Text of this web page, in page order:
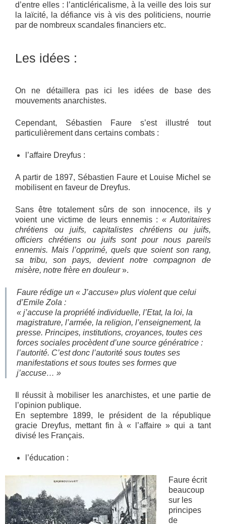
d’entre elles : l’anticléricalisme, à la veille des lois sur
la laïcité, la défiance vis à vis des politiciens, nourrie
par de nombreux scandales financiers etc.
Les idées :
On ne détaillera pas ici les idées de base des
mouvements anarchistes.
Cependant, Sébastien Faure s’est illustré tout
particulièrement dans certains combats :
l’affaire Dreyfus :
A partir de 1897, Sébastien Faure et Louise Michel se
mobilisent en faveur de Dreyfus.
Sans être totalement sûrs de son innocence, ils y
voient une victime de leurs ennemis : « Autoritaires
chrétiens ou juifs, capitalistes chrétiens ou juifs,
officiers chrétiens ou juifs sont pour nous pareils
ennemis. Mais l’opprimé, quels que soient son rang,
sa tribu, son pays, devient notre compagnon de
misère, notre frère en douleur».
Faure rédige un « J’accuse» plus violent que celui
d’Emile Zola :
« j’accuse la propriété individuelle, l’Etat, la loi, la
magistrature, l’armée, la religion, l’enseignement, la
presse. Principes, institutions, croyances, toutes ces
forces sociales procèdent d’une source génératrice :
l’autorité. C’est donc l’autorité sous toutes ses
manifestations et sous toutes ses formes que
j’accuse… »
Il réussit à mobiliser les anarchistes, et une partie de
l’opinion publique.
En septembre 1899, le président de la république
gracie Dreyfus, mettant fin à « l’affaire » qui a tant
divisé les Français.
l’éducation :
Faure écrit
beaucoup
sur les
principes
de